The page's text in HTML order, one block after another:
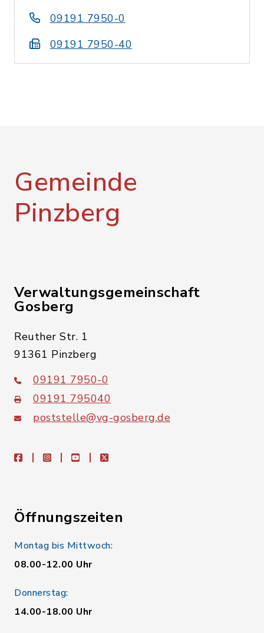
09191 7950-0
09191 7950-40
Gemeinde
Pinzberg
Verwaltungsgemeinschaft
Gosberg
Reuther Str. 1
91361 Pinzberg
09191 7950-0
09191 795040
poststelle@vg-gosberg.de
facebookinstagramyoutubeX
Öffnungszeiten
Montag bis Mittwoch:
08.00-12.00 Uhr
Donnerstag:
14.00-18.00 Uhr